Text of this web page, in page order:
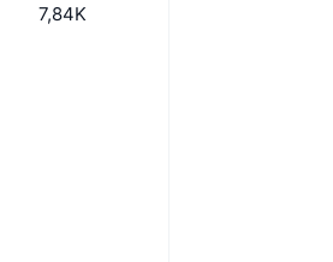
7,84K